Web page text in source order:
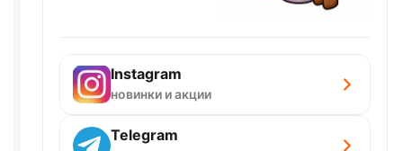
Instagram
новинки и акции
Telegram